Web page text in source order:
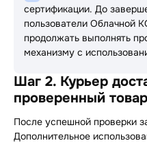
сертификации. До
пользователи Облачной
продолжать выполнять
механизму с
Шаг 2. Курьер
проверенный товар
После успешной проверки
Дополнительное